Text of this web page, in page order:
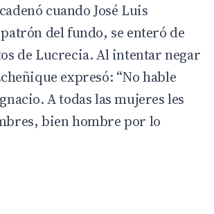
cuando José Luis
del fundo, se enteró de
de Lucrecia. Al intentar negar
expresó: “No hable
A todas las mujeres les
bien hombre por lo